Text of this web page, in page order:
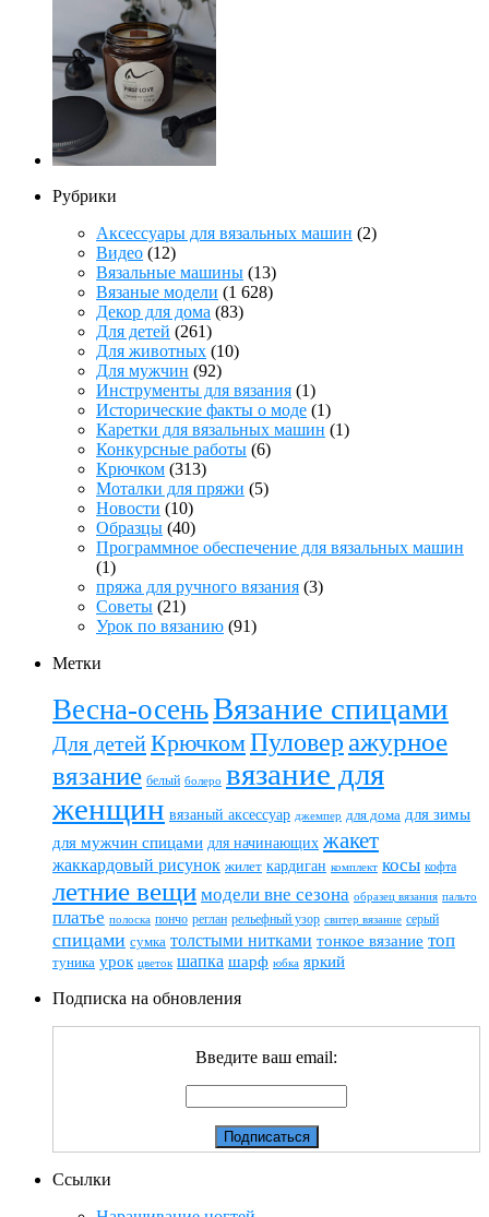
Рубрики
Аксессуары для вязальных машин (2)
Видео (12)
Вязальные машины (13)
Вязаные модели (1 628)
Декор для дома (83)
Для детей (261)
Для животных (10)
Для мужчин (92)
Инструменты для вязания (1)
Исторические факты о моде (1)
Каретки для вязальных машин (1)
Конкурсные работы (6)
Крючком (313)
Моталки для пряжи (5)
Новости (10)
Образцы (40)
Программное обеспечение для вязальных машин
(1)
пряжа для ручного вязания (3)
Советы (21)
Урок по вязанию (91)
Метки
Весна-осеньВязание спицами
Для детейКрючкомПуловер ажурное
вязание белый болеро вязание для
женщин вязаный аксессуар джемпер для дома для зимы
для мужчин спицами для начинающих жакет
жаккардовый рисунок жилет кардиган комплект косы кофта
летние вещи модели вне сезона образец вязания пальто
платье полоска пончо реглан рельефный узор свитер вязание серый
спицами сумка толстыми нитками тонкое вязание топ
туника урок цветок шапка шарф юбка яркий
Подписка на обновления
Введите ваш email:
Ссылки